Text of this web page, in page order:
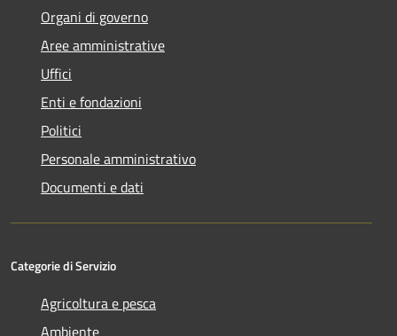
Organi di governo
Aree amministrative
Uffici
Enti e fondazioni
Politici
Personale amministrativo
Documenti e dati
Categorie di Servizio
Agricoltura e pesca